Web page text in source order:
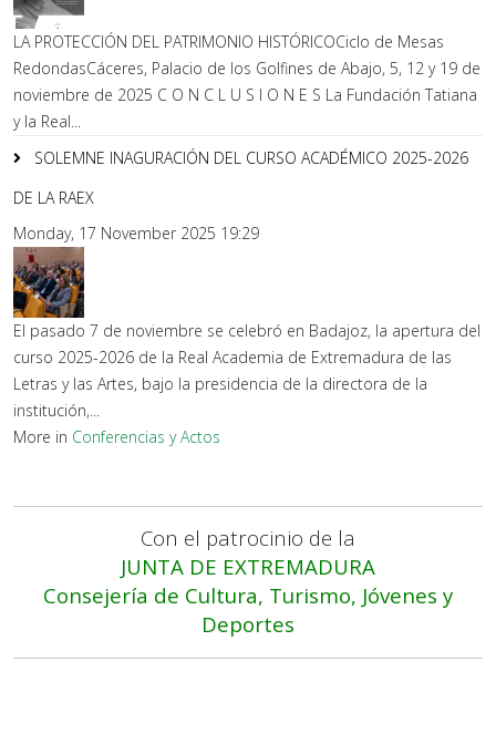
LA PROTECCIÓN DEL PATRIMONIO HISTÓRICOCiclo de Mesas
RedondasCáceres, Palacio de los Golfines de Abajo, 5, 12 y 19 de
noviembre de 2025 C O N C L U S I O N E S La Fundación Tatiana
y la Real...
SOLEMNE INAGURACIÓN DEL CURSO ACADÉMICO 2025-2026
DE LA RAEX
Monday, 17 November 2025 19:29
El pasado 7 de noviembre se celebró en Badajoz, la apertura del
curso 2025-2026 de la Real Academia de Extremadura de las
Letras y las Artes, bajo la presidencia de la directora de la
institución,...
More in Conferencias y Actos
Con el patrocinio de la
JUNTA DE EXTREMADURA
Consejería de Cultura, Turismo, Jóvenes y
Deportes